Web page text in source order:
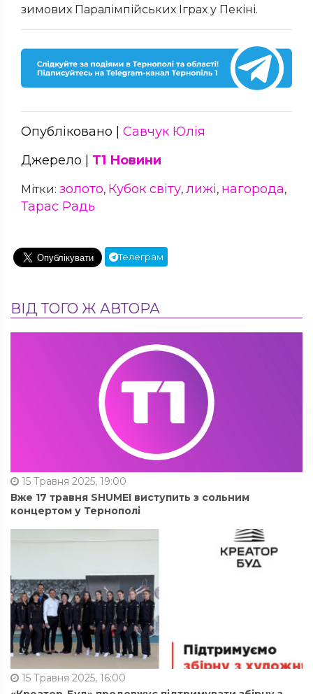
зимових Паралімпійських Іграх у Пекіні.
Опубліковано | Савчук Юлія
Джерело | Т1 Новини
Мітки: золото, Кубок світу, лижі, нагорода,
Тарас Радь
Телеграм
ВІД ТОГО Ж АВТОРА
15 Травня 2025, 19:00
Вже 17 травня SHUMEI виступить з сольним
концертом у Тернополі
15 Травня 2025, 16:00